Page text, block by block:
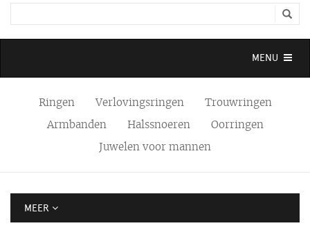
Toggle
MENU
Ringen Verlovingsringen
Trouwringen
Armbanden
Halssnoeren
Oorringen
Juwelen voor mannen
MEER